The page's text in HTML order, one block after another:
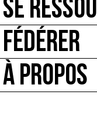
SE
FÉDÉRER
À PROPOS